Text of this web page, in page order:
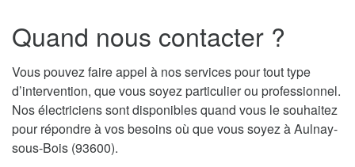
Quand nous contacter ?
Vous pouvez faire appel à nos services pour tout type
d’intervention, que vous soyez particulier ou professionnel.
Nos électriciens sont disponibles quand vous le souhaitez
pour répondre à vos besoins où que vous soyez à Aulnay-
sous-Bois (93600).